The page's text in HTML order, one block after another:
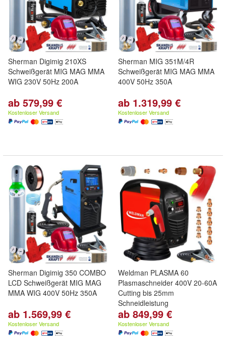
Sherman Digimig 210XS
Schweißgerät MIG MAG MMA
WIG 230V 50Hz 200A
ab 579,99 €
Kostenloser Versand
Sherman MIG 351M/4R
Schweißgerät MIG MAG MMA
400V 50Hz 350A
ab 1.319,99 €
Kostenloser Versand
Sherman Digimig 350 COMBO
LCD Schweißgerät MIG MAG
MMA WIG 400V 50Hz 350A
ab 1.569,99 €
Kostenloser Versand
Weldman PLASMA 60
Plasmaschneider 400V 20-60A
Cutting bis 25mm
Schneidleistung
ab 849,99 €
Kostenloser Versand